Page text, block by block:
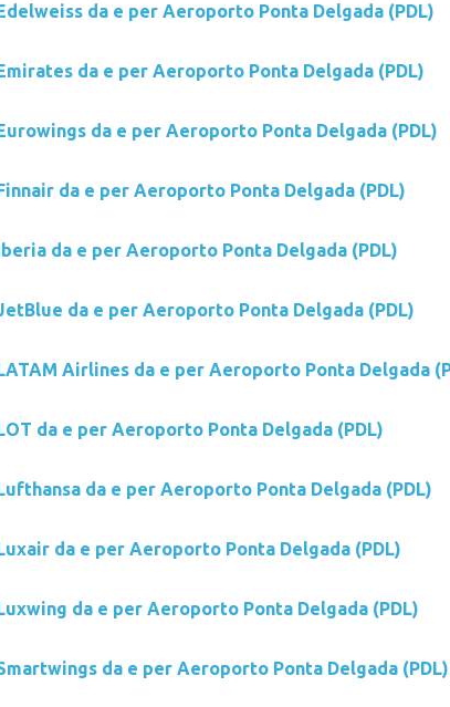
da e per Aeroporto Ponta Delgada (PDL)
da e per Aeroporto Ponta Delgada (PDL)
da e per Aeroporto Ponta Delgada (PDL)
da e per Aeroporto Ponta Delgada (PDL)
da e per Aeroporto Ponta Delgada (PDL)
da e per Aeroporto Ponta Delgada (PDL)
Airlines da e per Aeroporto Ponta Delgada
da e per Aeroporto Ponta Delgada (PDL)
da e per Aeroporto Ponta Delgada (PDL)
da e per Aeroporto Ponta Delgada (PDL)
da e per Aeroporto Ponta Delgada (PDL)
da e per Aeroporto Ponta Delgada (PDL)